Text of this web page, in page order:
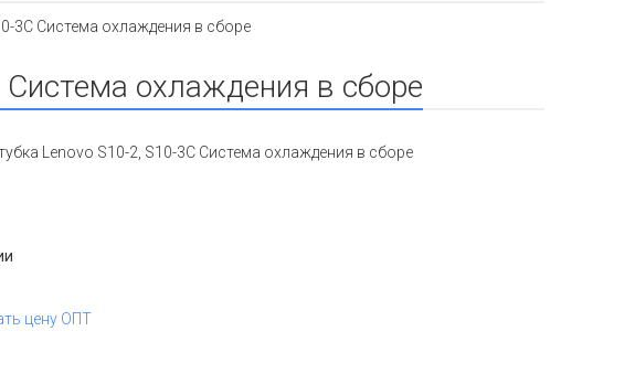
3C Система охлаждения в сборе
Система охлаждения в сборе
Lenovo S10-2, S10-3C Система охлаждения в сборе
цену ОПТ